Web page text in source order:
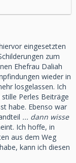
Wir sind ja
NICHTeingesetzten
zum
Ehefrau Daliah
wieder in
losgelassen. Ich
Perles Beiträge
habe. Ebenso war
... dann wisse
Ich hoffe, in
aus dem Weg
kann ich diesen